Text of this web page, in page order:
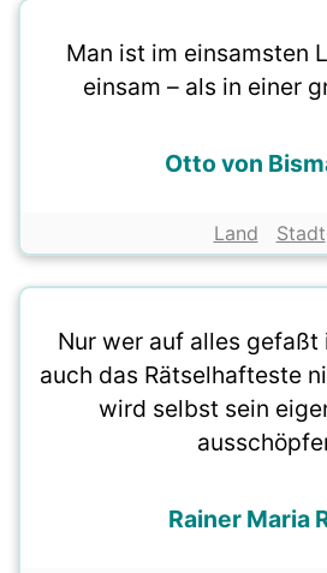
Man ist im einsamsten
einsam – als in einer
Otto von
Land Stadt
Nur wer auf alles
auch das Rätselhafteste
wird selbst sein
Rainer Maria